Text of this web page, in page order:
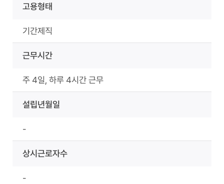
고용형태
기간제직
근무시간
주 4일, 하루 4시간 근무
설립년월일
-
상시근로자수
-